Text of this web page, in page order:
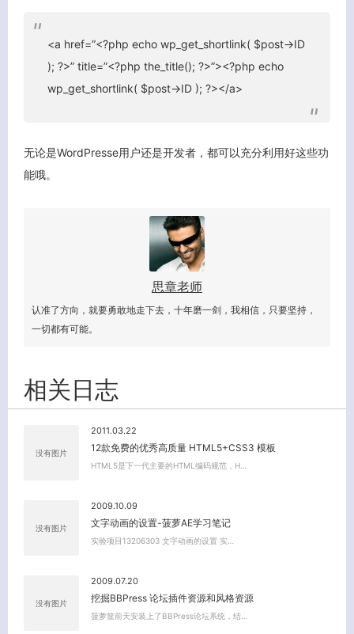
<a href=”<?php echo wp_get_shortlink( $post->ID
); ?>” title=”<?php the_title(); ?>”><?php echo
wp_get_shortlink( $post->ID ); ?></a>
无论是WordPresse用户还是开发者，都可以充分利用好这些功
能哦。
思章老师
认准了方向，就要勇敢地走下去，十年磨一剑，我相信，只要坚持，
一切都有可能。
相关日志
没有图片
2011.03.22
12款免费的优秀高质量 HTML5+CSS3 模板
HTML5是下一代主要的HTML编码规范，H…
没有图片
2009.10.09
文字动画的设置-菠萝AE学习笔记
实验项目13206303 文字动画的设置 实…
没有图片
2009.07.20
挖掘BBPress 论坛插件资源和风格资源
菠萝筐前天安装上了BBPress论坛系统，结…